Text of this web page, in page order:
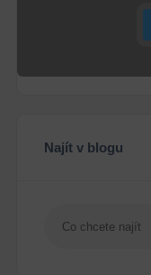
Najít v blogu